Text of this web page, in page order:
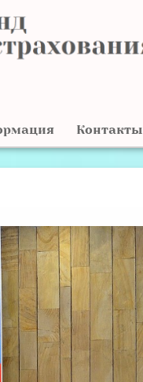
Контакты